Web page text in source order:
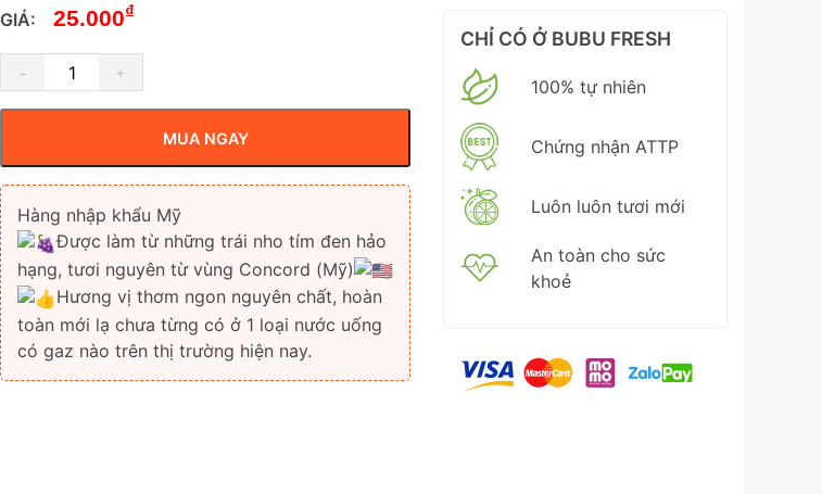
GIÁ: 25.000₫
MUA NGAY
Hàng nhập khẩu Mỹ
Được làm từ những trái nho tím đen hảo
hạng, tươi nguyên từ vùng Concord (Mỹ)
Hương vị thơm ngon nguyên chất, hoàn
toàn mới lạ chưa từng có ở 1 loại nước uống
có gaz nào trên thị trường hiện nay.
CHỈ CÓ Ở BUBU FRESH
100% tự nhiên
Chứng nhận ATTP
Luôn luôn tươi mới
An toàn cho sức
khoẻ